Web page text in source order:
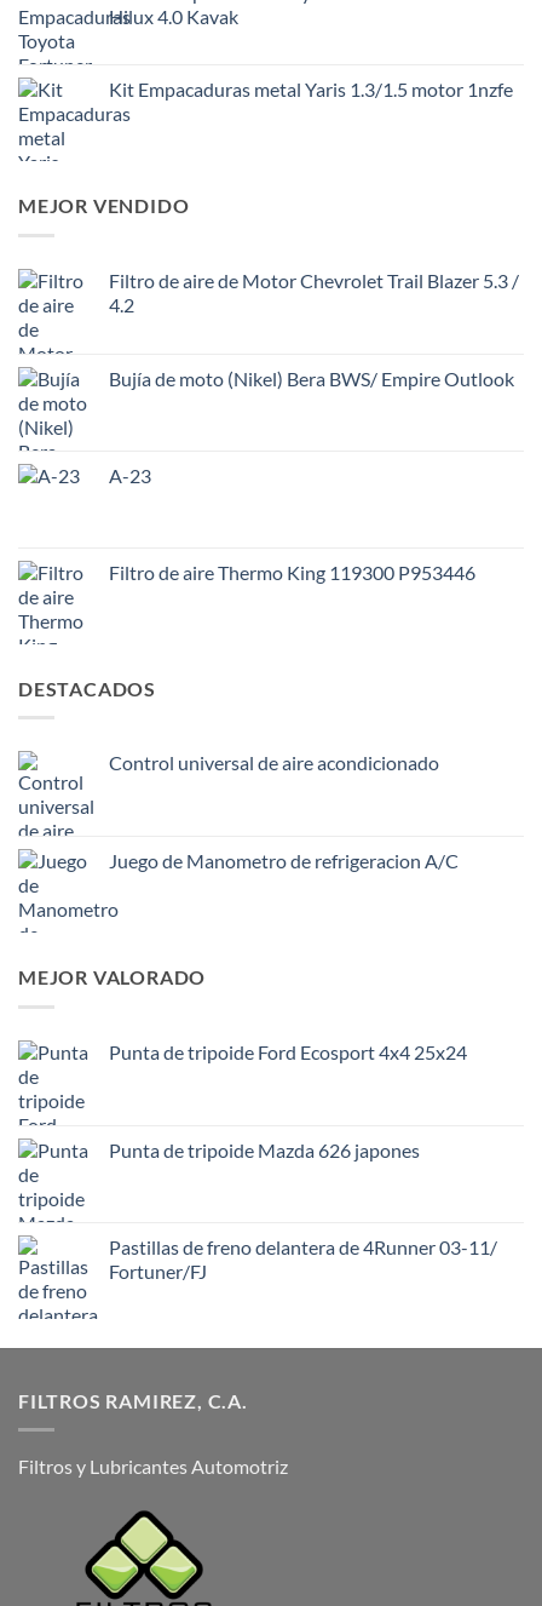
Hilux 4.0 Kavak
Kit Empacaduras metal Yaris 1.3/1.5 motor 1nzfe
MEJOR VENDIDO
Filtro de aire de Motor Chevrolet Trail Blazer 5.3 /
4.2
Bujía de moto (Nikel) Bera BWS/ Empire Outlook
A-23
Filtro de aire Thermo King 119300 P953446
DESTACADOS
Control universal de aire acondicionado
Juego de Manometro de refrigeracion A/C
MEJOR VALORADO
Punta de tripoide Ford Ecosport 4x4 25x24
Punta de tripoide Mazda 626 japones
Pastillas de freno delantera de 4Runner 03-11/
Fortuner/FJ
FILTROS RAMIREZ, C.A.
Filtros y Lubricantes Automotriz